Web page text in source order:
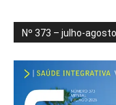
Nº 373 – julho-